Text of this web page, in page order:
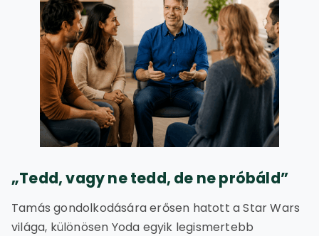
„Tedd, vagy ne tedd, de ne próbáld”
Tamás gondolkodására erősen hatott a Star Wars
világa, különösen Yoda egyik legismertebb